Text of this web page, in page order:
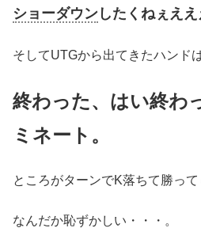
ショーダウン したくねぇえ
そしてUTGから出てきたハンド
終わった、はい終わ
ミネート。
ところがターンでK落ちて勝って
なんだか恥ずかしい・・・。